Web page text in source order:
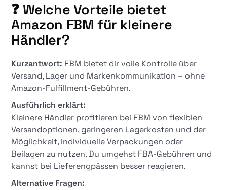
❓ Welche Vorteile bietet
Amazon FBM für kleinere
Händler?
Kurzantwort: FBM bietet dir volle Kontrolle über
Versand, Lager und Markenkommunikation – ohne
Amazon-Fulfillment-Gebühren.
Ausführlich erklärt:
Kleinere Händler profitieren bei FBM von flexiblen
Versandoptionen, geringeren Lagerkosten und der
Möglichkeit, individuelle Verpackungen oder
Beilagen zu nutzen. Du umgehst FBA-Gebühren und
kannst bei Lieferengpässen besser reagieren.
Alternative Fragen: